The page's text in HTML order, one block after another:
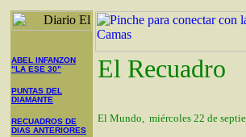
ABEL INFANZON
"LA ESE 30"
PUNTAS DEL
DIAMANTE
RECUADROS DE
DIAS ANTERIORES
El Recuadro
El Mundo, miércoles 22 de